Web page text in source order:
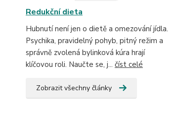
Redukční dieta
Hubnutí není jen o dietě a omezování jídla.
Psychika, pravidelný pohyb, pitný režim a
správně zvolená bylinková kúra hrají
klíčovou roli. Naučte se, j... číst celé
Zobrazit všechny články